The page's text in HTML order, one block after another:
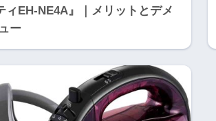
ィEH-NE4A』｜メリットとデメ
ー